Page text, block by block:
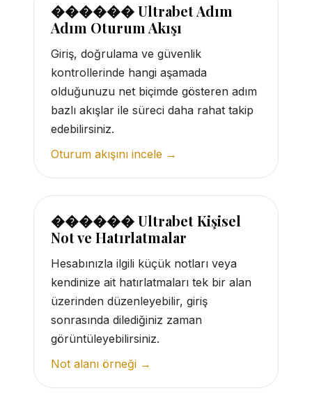
������ Ultrabet Adım
Adım Oturum Akışı
Giriş, doğrulama ve güvenlik
kontrollerinde hangi aşamada
olduğunuzu net biçimde gösteren adım
bazlı akışlar ile süreci daha rahat takip
edebilirsiniz.
Oturum akışını incele →
������ Ultrabet Kişisel
Not ve Hatırlatmalar
Hesabınızla ilgili küçük notları veya
kendinize ait hatırlatmaları tek bir alan
üzerinden düzenleyebilir, giriş
sonrasında dilediğiniz zaman
görüntüleyebilirsiniz.
Not alanı örneği →